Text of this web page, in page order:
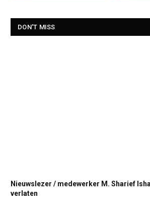
DON'T MISS
Nieuwslezer / medewerker M. Sharief
verlaten